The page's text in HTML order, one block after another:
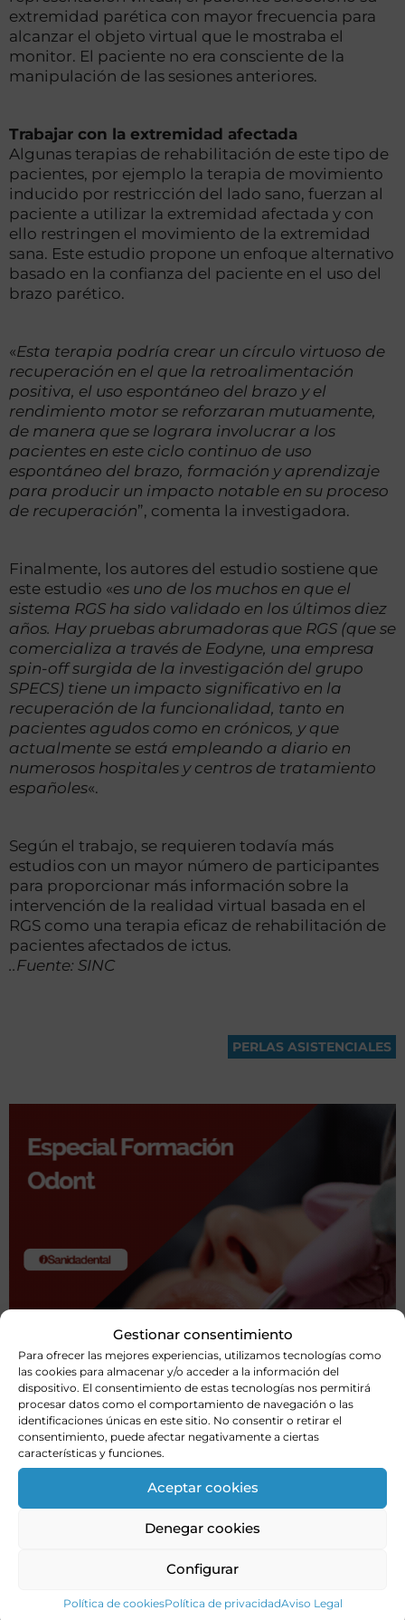
Gestionar consentimiento
Para ofrecer las mejores experiencias, utilizamos tecnologías como
las cookies para almacenar y/o acceder a la información del
dispositivo. El consentimiento de estas tecnologías nos permitirá
procesar datos como el comportamiento de navegación o las
identificaciones únicas en este sitio. No consentir o retirar el
consentimiento, puede afectar negativamente a ciertas
características y funciones.
Aceptar cookies
Denegar cookies
Configurar
Política de cookiesPolítica de privacidadAviso Legal
extremidad parética con mayor frecuencia para
alcanzar el objeto virtual que le mostraba el
monitor. El paciente no era consciente de la
manipulación de las sesiones anteriores.
Trabajar con la extremidad afectada
Algunas terapias de rehabilitación de este tipo de
pacientes, por ejemplo la terapia de movimiento
inducido por restricción del lado sano, fuerzan al
paciente a utilizar la extremidad afectada y con
ello restringen el movimiento de la extremidad
sana. Este estudio propone un enfoque alternativo
basado en la confianza del paciente en el uso del
brazo parético.
«Esta terapia podría crear un círculo virtuoso de
recuperación en el que la retroalimentación
positiva, el uso espontáneo del brazo y el
rendimiento motor se reforzaran mutuamente,
de manera que se lograra involucrar a los
pacientes en este ciclo continuo de uso
espontáneo del brazo, formación y aprendizaje
para producir un impacto notable en su proceso
de recuperación”, comenta la investigadora.
Finalmente, los autores del estudio sostiene que
este estudio «es uno de los muchos en que el
sistema RGS ha sido validado en los últimos diez
años. Hay pruebas abrumadoras que RGS (que se
comercializa a través de Eodyne, una empresa
spin-off surgida de la investigación del grupo
SPECS) tiene un impacto significativo en la
recuperación de la funcionalidad, tanto en
pacientes agudos como en crónicos, y que
actualmente se está empleando a diario en
numerosos hospitales y centros de tratamiento
españoles«.
Según el trabajo, se requieren todavía más
estudios con un mayor número de participantes
para proporcionar más información sobre la
intervención de la realidad virtual basada en el
RGS como una terapia eficaz de rehabilitación de
pacientes afectados de ictus.
..Fuente: SINC
PERLAS ASISTENCIALES